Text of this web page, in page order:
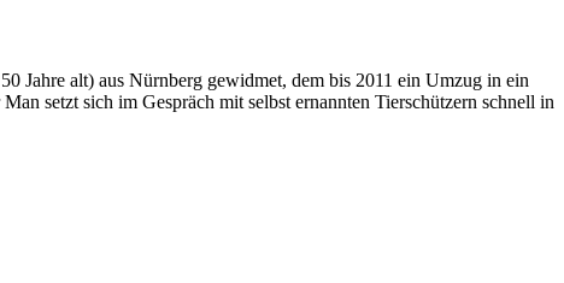
Jahre alt) aus Nürnberg gewidmet, dem bis 2011 ein Umzug in ein
setzt sich im Gespräch mit selbst ernannten Tierschützern schnell in